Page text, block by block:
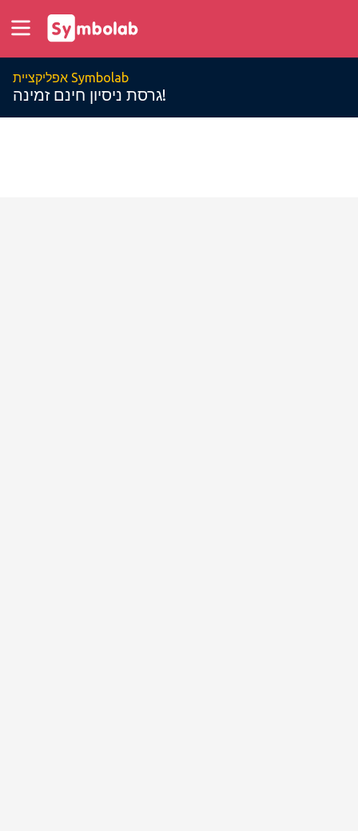
אפליקציית Symbolab
גרסת ניסיון חינם זמינה!